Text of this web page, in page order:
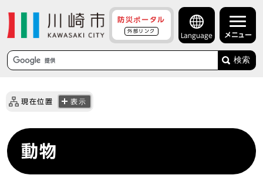
防災ポータル
外部リンク
Language メニュー
検索
現在位置 表示
動物